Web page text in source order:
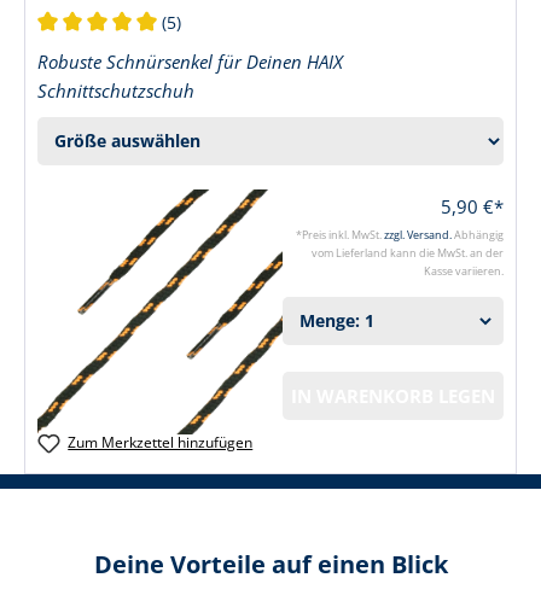
(5)
Robuste Schnürsenkel für Deinen HAIX
Schnittschutzschuh
5,90 €*
*Preis inkl. MwSt. zzgl. Versand. Abhängig
vom Lieferland kann die MwSt. an der
Kasse variieren.
Zum Merkzettel hinzufügen
Deine Vorteile auf einen Blick